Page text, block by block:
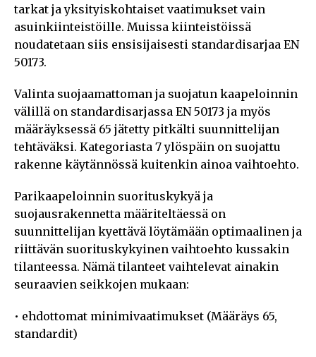
tarkat ja yksityiskohtaiset vaatimukset vain
asuinkiinteistöille. Muissa kiinteistöissä
noudatetaan siis ensisijaisesti standardisarjaa EN
50173.
Valinta suojaamattoman ja suojatun kaapeloinnin
välillä on standardisarjassa EN 50173 ja myös
määräyksessä 65 jätetty pitkälti suunnittelijan
tehtäväksi. Kategoriasta 7 ylöspäin on suojattu
rakenne käytännössä kuitenkin ainoa vaihtoehto.
Parikaapeloinnin suorituskykyä ja
suojausrakennetta määriteltäessä on
suunnittelijan kyettävä löytämään optimaalinen ja
riittävän suorituskykyinen vaihtoehto kussakin
tilanteessa. Nämä tilanteet vaihtelevat ainakin
seuraavien seikkojen mukaan:
• ehdottomat minimivaatimukset (Määräys 65,
standardit)